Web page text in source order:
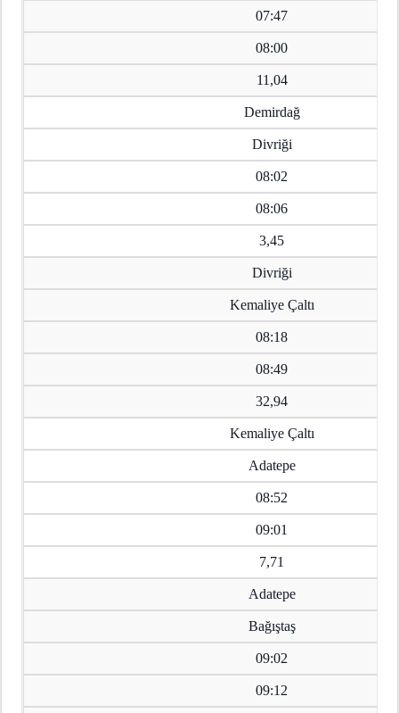
07:47
08:00
11,04
Demirdağ
Divriği
08:02
08:06
3,45
Divriği
Kemaliye Çaltı
08:18
08:49
32,94
Kemaliye Çaltı
Adatepe
08:52
09:01
7,71
Adatepe
Bağıştaş
09:02
09:12